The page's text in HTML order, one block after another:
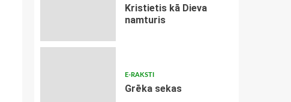
Kristietis kā Dieva
namturis
E-RAKSTI
Grēka sekas